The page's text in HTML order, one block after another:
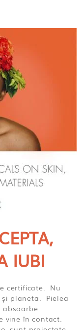
IUBI
certificate. Nu
planeta. Pielea
absoarbe
vine în contact.